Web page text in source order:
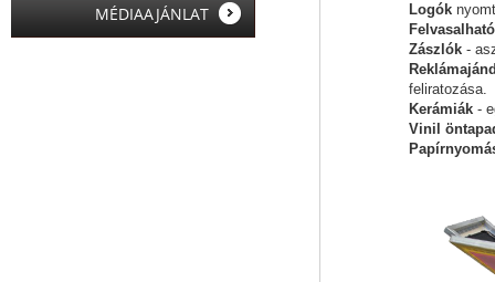
Logók
Zászlók -
feliratozása.
Kerámiák -
Vinil
MÉDIAAJÁNLAT